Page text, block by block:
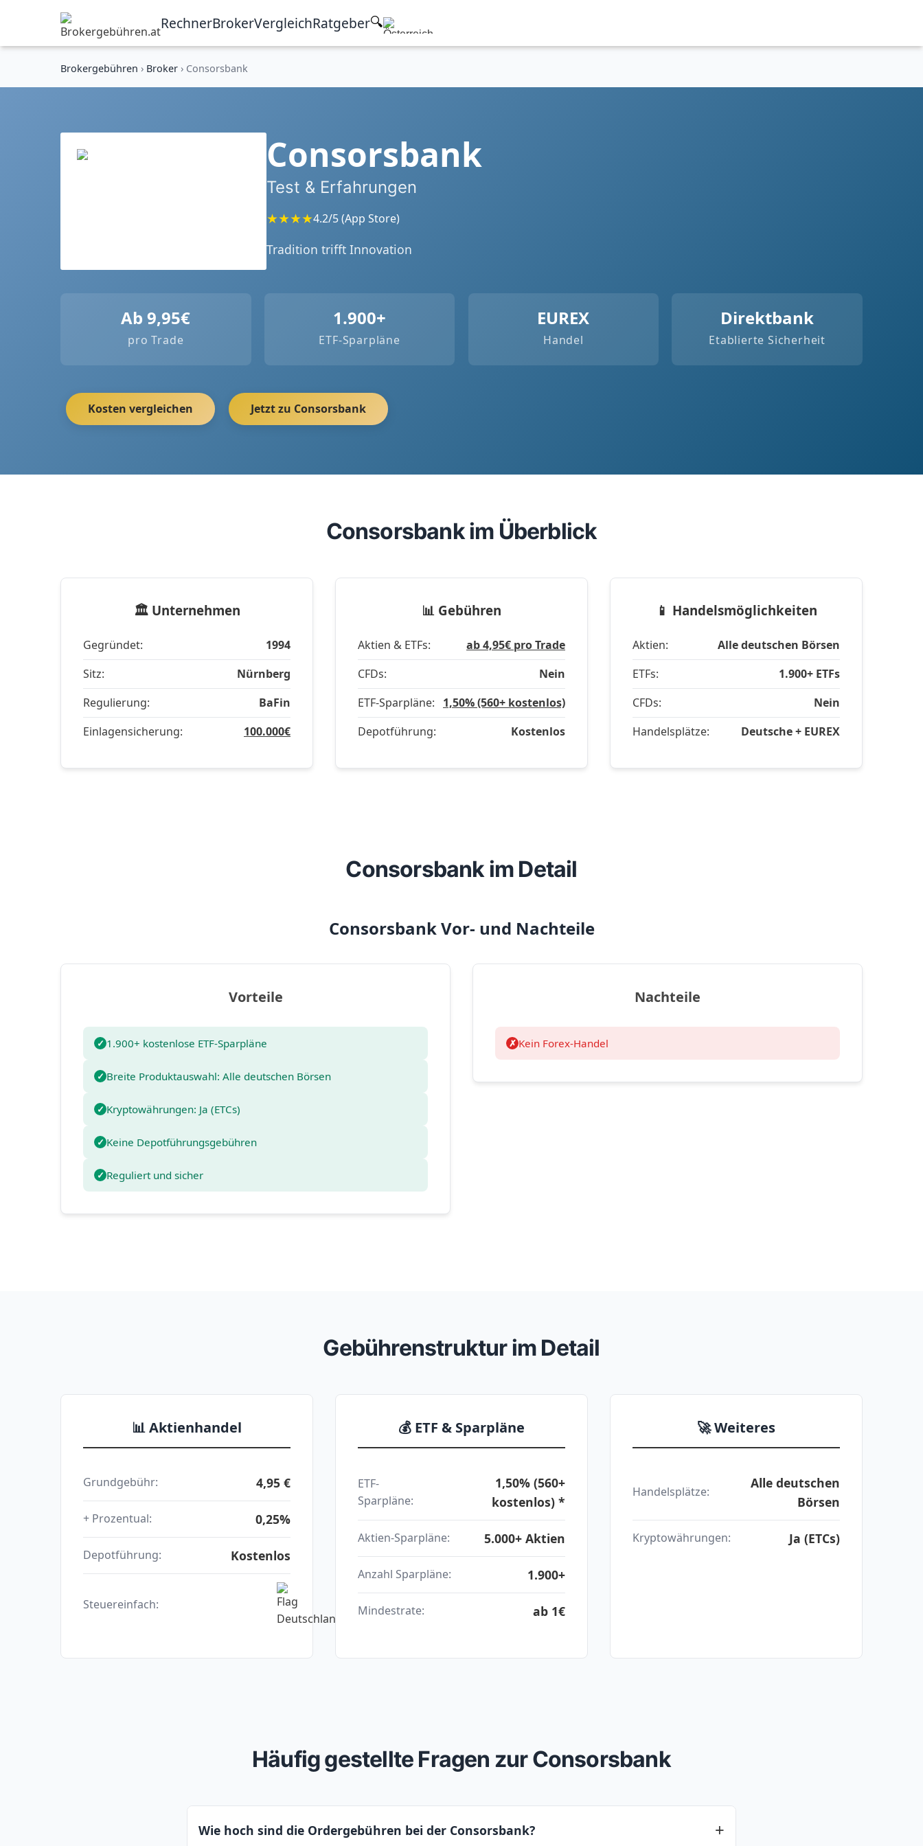
RechnerBrokerVergleichRatgeber🔍
Brokergebühren › Broker › Consorsbank
Consorsbank
Test & Erfahrungen
★★★★4.2/5 (App Store)
Tradition trifft Innovation
Ab 9,95€
pro Trade
1.900+
ETF-Sparpläne
EUREX
Handel
Direktbank
Etablierte Sicherheit
Kosten vergleichen Jetzt zu Consorsbank
Consorsbank im Überblick
🏛️ Unternehmen
Gegründet:
1994
Sitz:
Nürnberg
Regulierung:
BaFin
Einlagensicherung:
100.000€
📊 Gebühren
Aktien & ETFs:
ab 4,95€ pro Trade
CFDs:
Nein
ETF-Sparpläne:
1,50% (560+ kostenlos)
Depotführung:
Kostenlos
📱 Handelsmöglichkeiten
Aktien:
Alle deutschen Börsen
ETFs:
1.900+ ETFs
CFDs:
Nein
Handelsplätze:
Deutsche + EUREX
Consorsbank im Detail
Consorsbank Vor- und Nachteile
Vorteile
1.900+ kostenlose ETF-Sparpläne
Breite Produktauswahl: Alle deutschen Börsen
Kryptowährungen: Ja (ETCs)
Keine Depotführungsgebühren
Reguliert und sicher
Nachteile
Kein Forex-Handel
Gebührenstruktur im Detail
📊 Aktienhandel
Grundgebühr: 4,95 €
+ Prozentual: 0,25%
Depotführung: Kostenlos
Steuereinfach:
💰 ETF & Sparpläne
ETF-
Sparpläne:
1,50% (560+
kostenlos) *
Aktien-Sparpläne: 5.000+ Aktien
Anzahl Sparpläne: 1.900+
Mindestrate: ab 1€
🚀 Weiteres
Handelsplätze:
Alle deutschen
Börsen
Kryptowährungen: Ja (ETCs)
Häufig gestellte Fragen zur Consorsbank
Wie hoch sind die Ordergebühren bei der Consorsbank?